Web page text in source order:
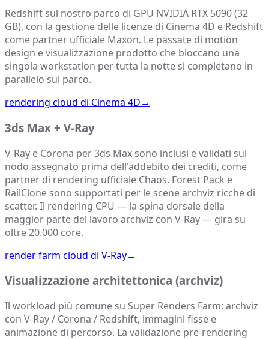
Redshift sul nostro parco di GPU NVIDIA RTX 5090 (32
GB), con la gestione delle licenze di Cinema 4D e Redshift
come partner ufficiale Maxon. Le passate di motion
design e visualizzazione prodotto che bloccano una
singola workstation per tutta la notte si completano in
parallelo sul parco.
rendering cloud di Cinema 4D→
3ds Max + V-Ray
V-Ray e Corona per 3ds Max sono inclusi e validati sul
nodo assegnato prima dell'addebito dei crediti, come
partner di rendering ufficiale Chaos. Forest Pack e
RailClone sono supportati per le scene archviz ricche di
scatter. Il rendering CPU — la spina dorsale della
maggior parte del lavoro archviz con V-Ray — gira su
oltre 20.000 core.
render farm cloud di V-Ray→
Visualizzazione architettonica (archviz)
Il workload più comune su Super Renders Farm: archviz
con V-Ray / Corona / Redshift, immagini fisse e
animazione di percorso. La validazione pre-rendering